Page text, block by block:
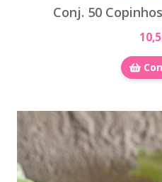
Conj. 50